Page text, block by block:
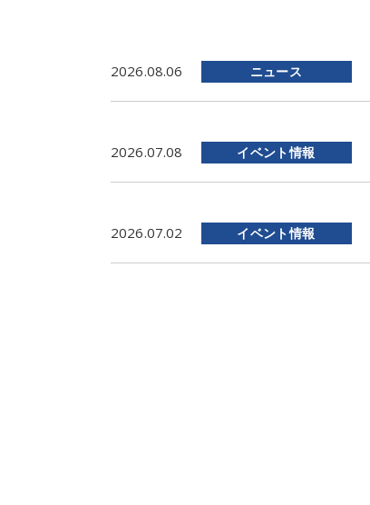
2026.08.06 ニュース
2026.07.08 イベント情報
2026.07.02 イベント情報